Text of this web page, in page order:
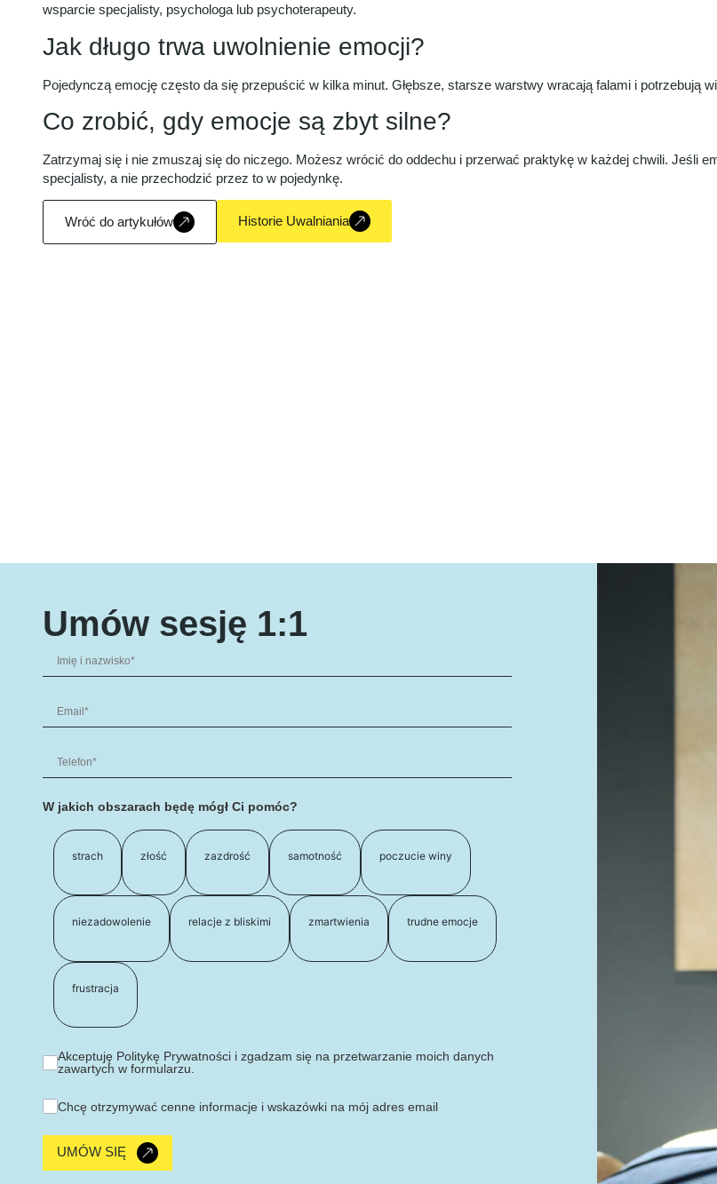
wsparcie specjalisty, psychologa lub psychoterapeuty.
Jak długo trwa uwolnienie emocji?
Pojedynczą emocję często da się przepuścić w kilka minut. Głębsze, starsze warstwy wracają falami i potrzebują
Co zrobić, gdy emocje są zbyt silne?
Zatrzymaj się i nie zmuszaj się do niczego. Możesz wrócić do oddechu i przerwać praktykę w każdej chwili. Jeśli
specjalisty, a nie przechodzić przez to w pojedynkę.
Wróć do artykułów Historie Uwalniania
Umów sesję 1:1
W jakich obszarach będę mógł Ci pomóc?
strach złość zazdrość samotność poczucie winy
niezadowolenie relacje z bliskimi zmartwienia trudne emocje
frustracja
Akceptuję Politykę Prywatności i zgadzam się na przetwarzanie moich danych
zawartych w formularzu.
Chcę otrzymywać cenne informacje i wskazówki na mój adres email
UMÓW SIĘ